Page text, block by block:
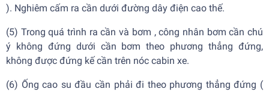
). Nghiêm cấm ra cần dưới đường dây điện cao thế.
(5) Trong quá trình ra cần và bơm , công nhân bơm cần chú
ý không đứng dưới cần bơm theo phương thẳng đứng,
không được đứng kế cần trên nóc cabin xe.
(6) Ống cao su đầu cần phải đi theo phương thẳng đứng (